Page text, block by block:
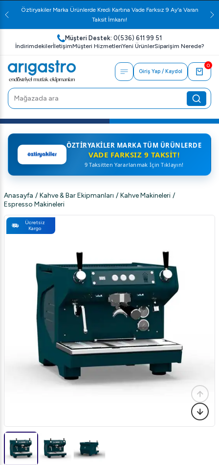
Öztiryakiler Marka Ürünlerde Kredi Kartına Vade Farksız 9 Ay'a Varan
Taksit İmkanı!
Müşteri Destek: 0(536) 611 99 51
İndirimdekilerİletişimMüşteri HizmetleriYeni ÜrünlerSiparişim Nerede?
Giriş Yap / Kaydol
0
ÖZTIRYAKILER MARKA TÜM ÜRÜNLERDE
VADE FARKSIZ 9 TAKSIT!
9 Taksitten Yararlanmak İçin Tıklayın!
Anasayfa / Kahve & Bar Ekipmanları / Kahve Makineleri /
Espresso Makineleri
Ücretsiz
Kargo